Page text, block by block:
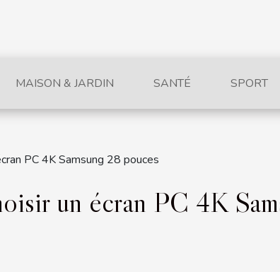
MAISON & JARDIN SANTÉ SPORT
PC 4K Samsung 28 pouces
un écran PC 4K